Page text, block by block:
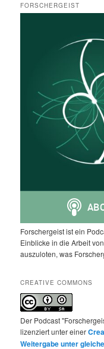
FORSCHERGEIST
Forschergeist ist ein
Einblicke in die Arbeit
auszuloten, was
CREATIVE COMMONS
Der Podcast
lizenziert unter einer
Weitergabe unter